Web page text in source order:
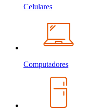
Celulares
Computadores